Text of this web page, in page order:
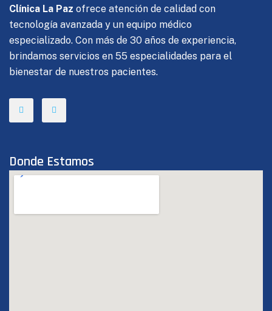
Clínica La Paz ofrece atención de calidad con
tecnología avanzada y un equipo médico
especializado. Con más de 30 años de experiencia,
brindamos servicios en 55 especialidades para el
bienestar de nuestros pacientes.
Donde Estamos